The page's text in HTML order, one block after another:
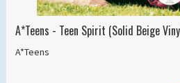
A*Teens - Teen Spirit (Solid Beige
A*Teens